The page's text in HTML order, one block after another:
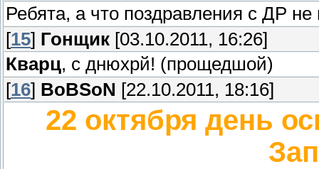
Ребята, а что поздравления с ДР
[15] Гонщик [03.10.2011, 16:26]
Кварц, с днюхрй! (прощедшой)
[16] BoBSoN [22.10.2011, 18:16]
22 октября день